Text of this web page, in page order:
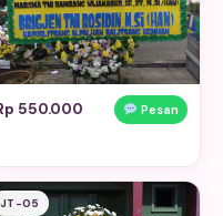
550.000 Pesan
JT-05